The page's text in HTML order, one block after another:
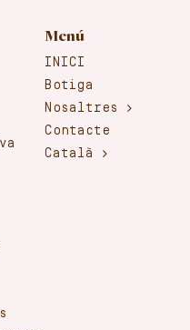
Menú
INICI
Botiga
Nosaltres
Contacte
Català